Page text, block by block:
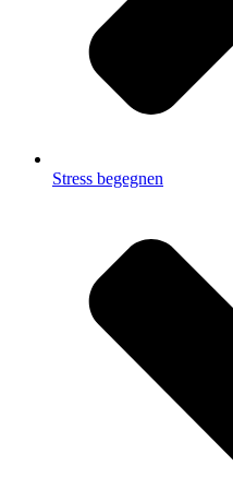
Stress begegnen